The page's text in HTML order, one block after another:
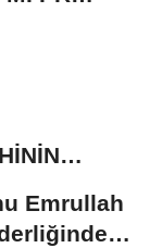
Emrullah